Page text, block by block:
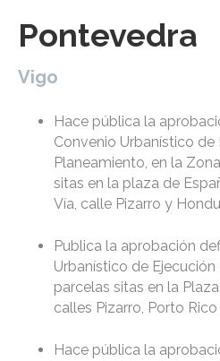
Pontevedra
Vigo
Hace pública la
Convenio Urbanístico de
Planeamiento, en la
sitas en la plaza de
Vía, calle Pizarro y
Publica la aprobación
Urbanístico de
parcelas sitas en la
calles Pizarro, Porto
Hace pública la